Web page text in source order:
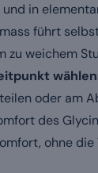
in
führt
zu weichem
oder am
des
ohne die